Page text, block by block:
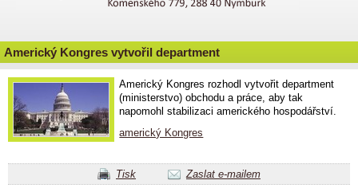
Americký Kongres vytvořil department
Americký Kongres rozhodl vytvořit department
(ministerstvo) obchodu a práce, aby tak
napomohl stabilizaci amerického hospodářství.
americký Kongres
Tisk Zaslat e-mailem